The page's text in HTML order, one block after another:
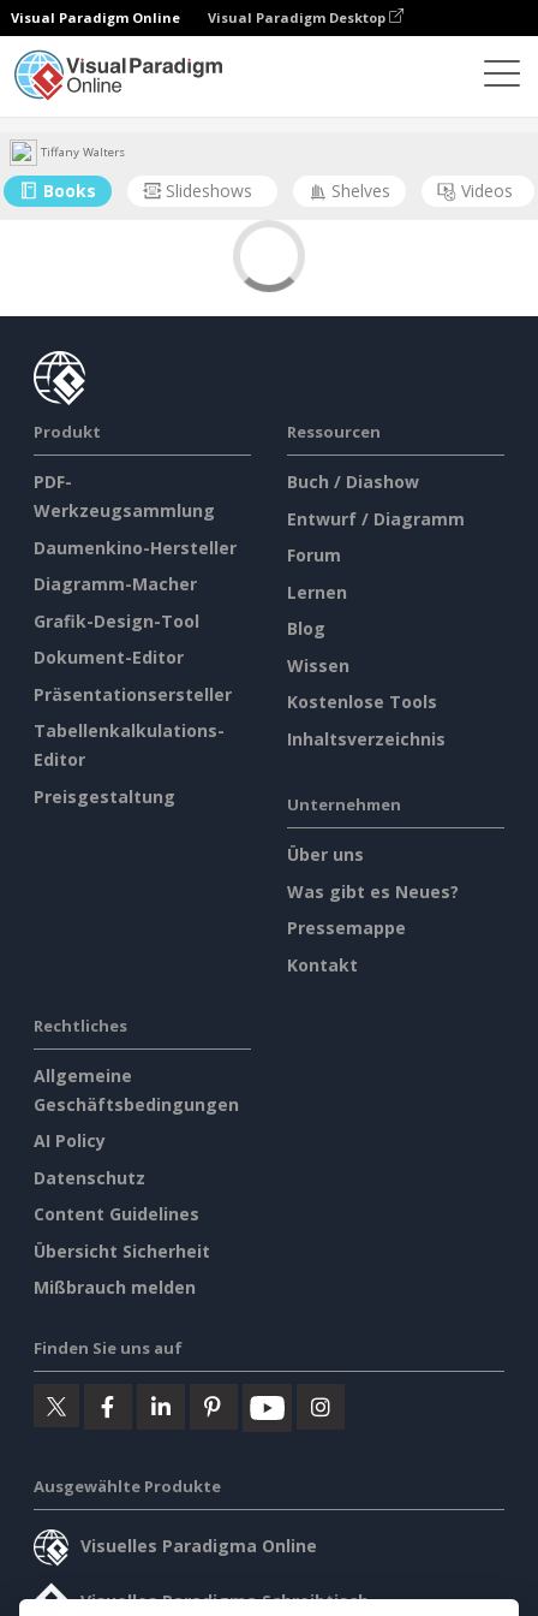
Visual Paradigm Online Visual Paradigm Desktop
Tiffany Walters
Books Slideshows Shelves Videos
Produkt
PDF-
Werkzeugsammlung
Daumenkino-Hersteller
Diagramm-Macher
Grafik-Design-Tool
Dokument-Editor
Präsentationsersteller
Tabellenkalkulations-
Editor
Preisgestaltung
Ressourcen
Buch / Diashow
Entwurf / Diagramm
Forum
Lernen
Blog
Wissen
Kostenlose Tools
Inhaltsverzeichnis
Unternehmen
Über uns
Was gibt es Neues?
Pressemappe
Kontakt
Rechtliches
Allgemeine
Geschäftsbedingungen
AI Policy
Datenschutz
Content Guidelines
Übersicht Sicherheit
Mißbrauch melden
Finden Sie uns auf
Ausgewählte Produkte
Visuelles Paradigma Online
Visuelles Paradigma Schreibtisch